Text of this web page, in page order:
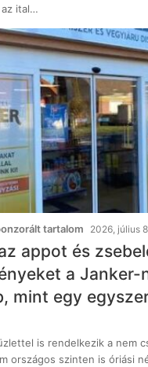
ital…
tartalom 2026, július
appot és
a Janker-
mint egy
is rendelkezik a nem
országos szinten is óriási